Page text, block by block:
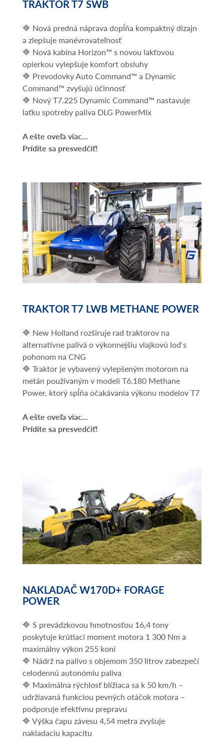
TRAKTOR T7 SWB
🔷 Nová predná náprava dopĺňa kompaktný dizajn
a zlepšuje manévrovateľnosť
🔷 Nová kabína Horizon™ s novou lakťovou
opierkou vylepšuje komfort obsluhy
🔷 Prevodovky Auto Command™ a Dynamic
Command™ zvyšujú účinnosť
🔷 Nový T7.225 Dynamic Command™ nastavuje
laťku spotreby paliva DLG PowerMix
A ešte oveľa viac...
Prídite sa presvedčiť!
TRAKTOR T7 LWB METHANE POWER
🔷 New Holland rozširuje rad traktorov na
alternatívne palivá o výkonnejšiu vlajkovú loď s
pohonom na CNG
🔷 Traktor je vybavený vylepšeným motorom na
metán používaným v modeli T6.180 Methane
Power, ktorý spĺňa očakávania výkonu modelov T7
A ešte oveľa viac...
Prídite sa presvedčiť!
NAKLADAČ W170D+ FORAGE
POWER
🔷 S prevádzkovou hmotnosťou 16,4 tony
poskytuje krútiaci moment motora 1 300 Nm a
maximálny výkon 255 koní
🔷 Nádrž na palivo s objemom 350 litrov zabezpečí
celodennú autonómiu paliva
🔷 Maximálna rýchlosť blížiaca sa k 50 km/h –
udržiavaná funkciou pevných otáčok motora –
podporuje efektívnu prepravu
🔷 Výška čapu závesu 4,54 metra zvyšuje
nakladaciu kapacitu